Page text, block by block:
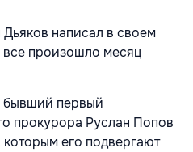
написал в своем
все произошло месяц
бывший первый
прокурора Руслан Попов
его подвергают